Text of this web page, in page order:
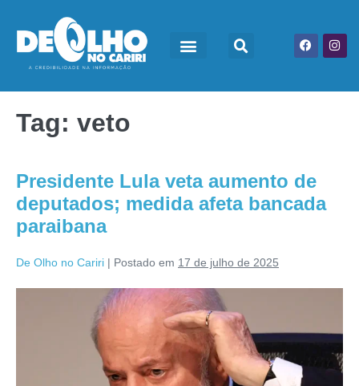
Tag: veto
Presidente Lula veta aumento de
deputados; medida afeta bancada
paraibana
De Olho no Cariri | Postado em 17 de julho de 2025